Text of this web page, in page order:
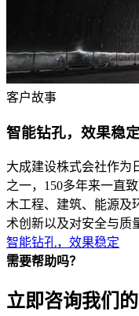
客户故事
智能钻孔，效果稳定
大成建设株式会社作为
之一，150多年来一直
木工程、建筑、能源及
术创新以及对安全与质
智能钻孔，效果稳定
需要帮助吗？
立即咨询我们